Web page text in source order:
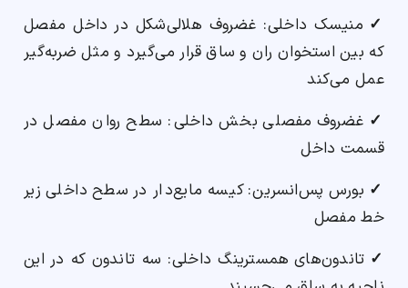
✓ منیسک داخلی: غضروف هلالی‌شکل در داخل مفصل
که بین استخوان ران و ساق قرار می‌گیرد و مثل ضربه‌گیر
عمل می‌کند
✓ غضروف مفصلی بخش داخلی: سطح روان مفصل در
قسمت داخل
✓ بورس پس‌انسرین: کیسه مایع‌دار در سطح داخلی زیر
خط مفصل
✓ تاندون‌های همسترینگ داخلی: سه تاندون که در این